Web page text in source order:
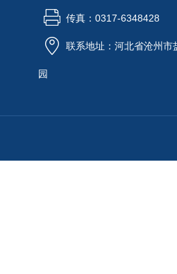
传真：0317-6348428
联系地址：河北省沧州市
园